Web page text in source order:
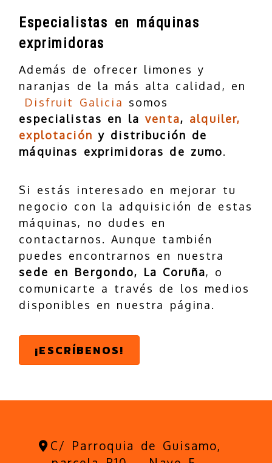
Especialistas en máquinas
exprimidoras
Además de ofrecer limones y
naranjas de la más alta calidad, en
Disfruit Galicia somos
especialistas en laventa, alquiler,
explotación y distribución de
máquinas exprimidoras de zumo.
Si estás interesado en mejorar tu
negocio con la adquisición de estas
máquinas, no dudes en
contactarnos. Aunque también
puedes encontrarnos en nuestra
sede en Bergondo, La Coruña, o
comunicarte a través de los medios
disponibles en nuestra página.
¡ESCRÍBENOS!
C/ Parroquia de Guisamo,